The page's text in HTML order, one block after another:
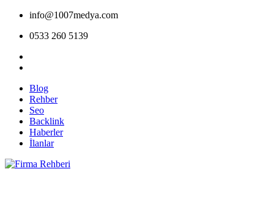
info@1007medya.com
0533 260 5139
Blog
Rehber
Seo
Backlink
Haberler
İlanlar